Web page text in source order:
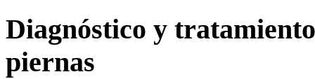
Diagnóstico y
piernas